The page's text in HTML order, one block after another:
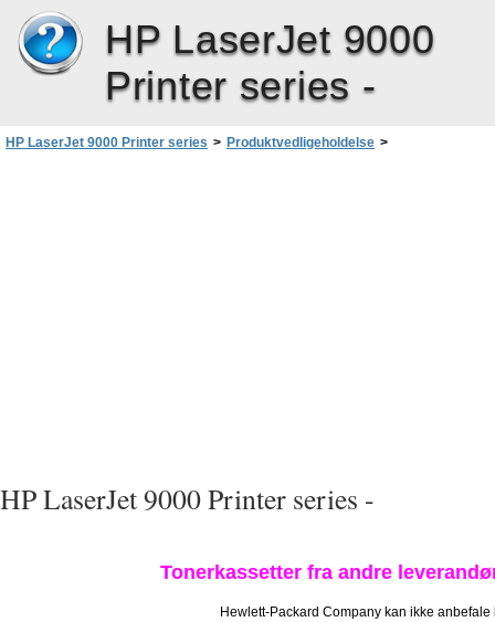
HP LaserJet 9000
Printer series -
HP LaserJet 9000 Printer series > Produktvedligeholdelse >
HP LaserJet 9000 Printer series -
Tonerkassetter fra andre
Hewlett-Packard Company kan ikke